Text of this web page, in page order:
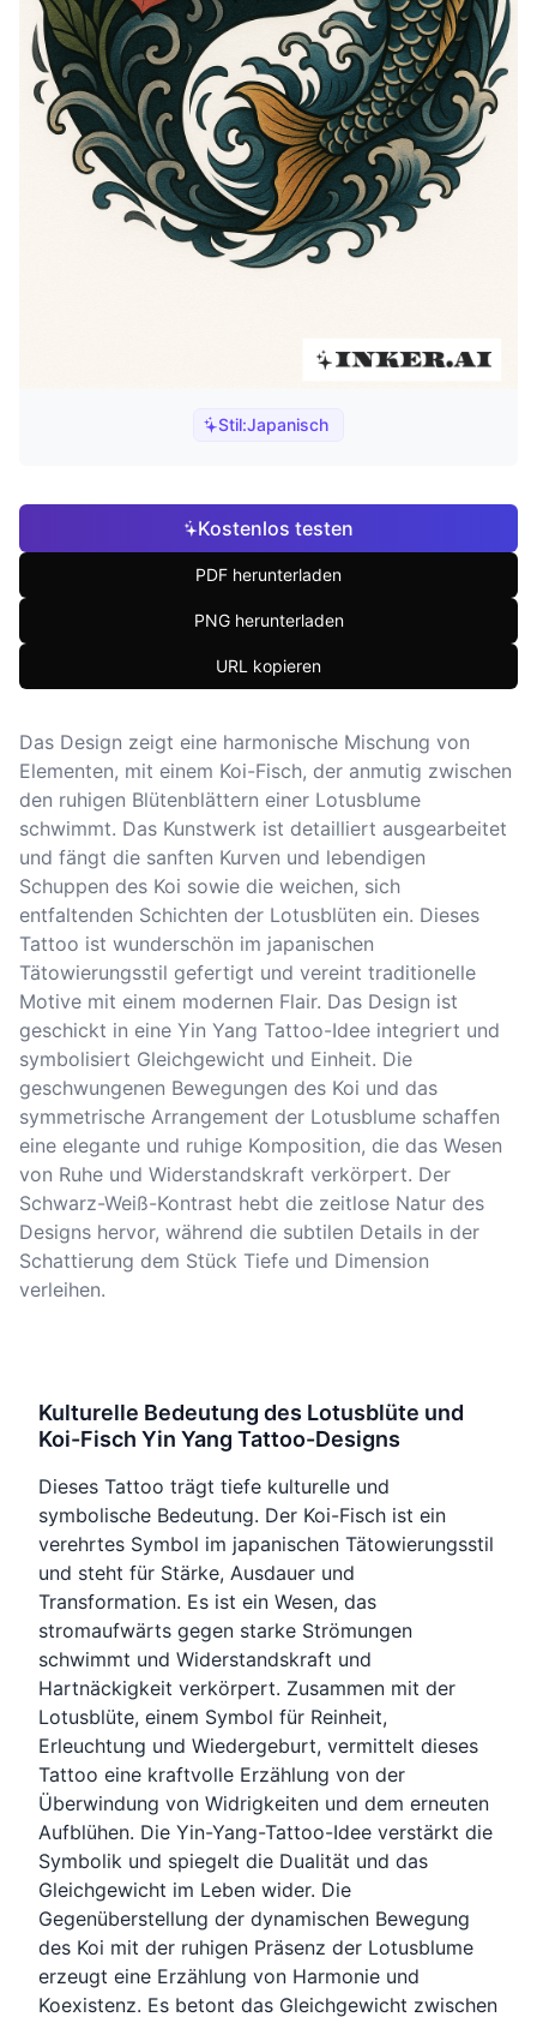
Stil:Japanisch
Kostenlos testen
PDF herunterladen
PNG herunterladen
URL kopieren
Das Design zeigt eine harmonische Mischung von
Elementen, mit einem Koi-Fisch, der anmutig zwischen
den ruhigen Blütenblättern einer Lotusblume
schwimmt. Das Kunstwerk ist detailliert ausgearbeitet
und fängt die sanften Kurven und lebendigen
Schuppen des Koi sowie die weichen, sich
entfaltenden Schichten der Lotusblüten ein. Dieses
Tattoo ist wunderschön im japanischen
Tätowierungsstil gefertigt und vereint traditionelle
Motive mit einem modernen Flair. Das Design ist
geschickt in eine Yin Yang Tattoo-Idee integriert und
symbolisiert Gleichgewicht und Einheit. Die
geschwungenen Bewegungen des Koi und das
symmetrische Arrangement der Lotusblume schaffen
eine elegante und ruhige Komposition, die das Wesen
von Ruhe und Widerstandskraft verkörpert. Der
Schwarz-Weiß-Kontrast hebt die zeitlose Natur des
Designs hervor, während die subtilen Details in der
Schattierung dem Stück Tiefe und Dimension
verleihen.
Kulturelle Bedeutung des Lotusblüte und
Koi-Fisch Yin Yang Tattoo-Designs
Dieses Tattoo trägt tiefe kulturelle und
symbolische Bedeutung. Der Koi-Fisch ist ein
verehrtes Symbol im japanischen Tätowierungsstil
und steht für Stärke, Ausdauer und
Transformation. Es ist ein Wesen, das
stromaufwärts gegen starke Strömungen
schwimmt und Widerstandskraft und
Hartnäckigkeit verkörpert. Zusammen mit der
Lotusblüte, einem Symbol für Reinheit,
Erleuchtung und Wiedergeburt, vermittelt dieses
Tattoo eine kraftvolle Erzählung von der
Überwindung von Widrigkeiten und dem erneuten
Aufblühen. Die Yin-Yang-Tattoo-Idee verstärkt die
Symbolik und spiegelt die Dualität und das
Gleichgewicht im Leben wider. Die
Gegenüberstellung der dynamischen Bewegung
des Koi mit der ruhigen Präsenz der Lotusblume
erzeugt eine Erzählung von Harmonie und
Koexistenz. Es betont das Gleichgewicht zwischen